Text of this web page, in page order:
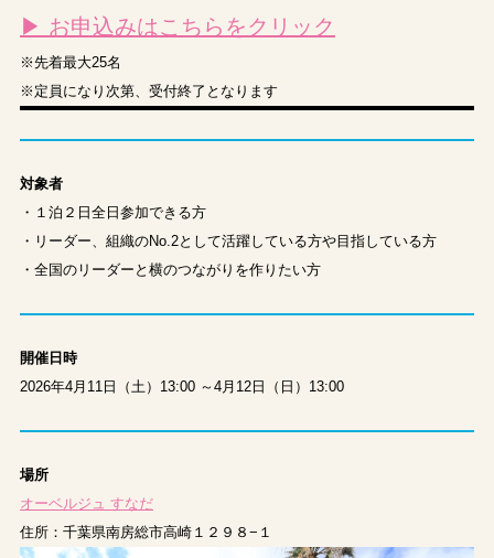
▶ お申込みはこちらをクリック
※先着最大25名
※定員になり次第、受付終了となります
対象者
・１泊２日全日参加できる方
・リーダー、組織のNo.2として活躍している方や目指している方
・全国のリーダーと横のつながりを作りたい方
開催日時
2026年4月11日（土）13:00 ～4月12日（日）13:00
場所
オーベルジュ すなだ
住所：千葉県南房総市高崎１２９８−１